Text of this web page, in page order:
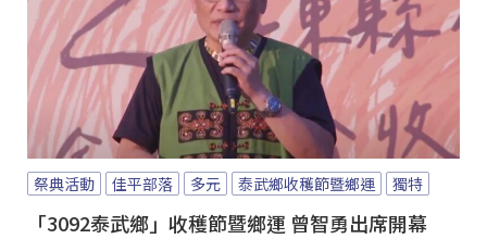
祭典活動 佳平部落 多元 泰武鄉收穫節暨鄉運 獨特
「3092泰武鄉」收穫節暨鄉運 曾智勇出席開幕